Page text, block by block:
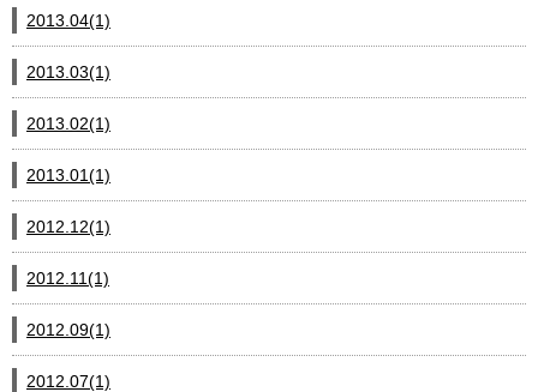
2013.04(1)
2013.03(1)
2013.02(1)
2013.01(1)
2012.12(1)
2012.11(1)
2012.09(1)
2012.07(1)